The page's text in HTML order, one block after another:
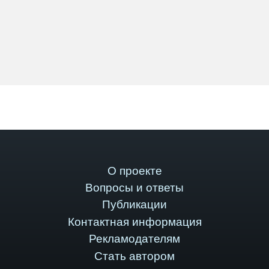
О проекте
Вопросы и ответы
Публикации
Контактная информация
Рекламодателям
Стать автором